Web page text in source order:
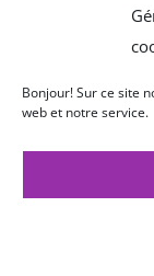
Bonjour! Sur ce site
web et notre service.